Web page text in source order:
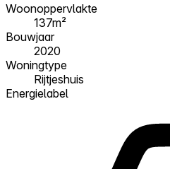
Woonoppervlakte
137m²
Bouwjaar
2020
Woningtype
Rijtjeshuis
Energielabel